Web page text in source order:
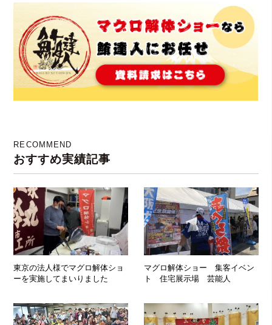
RECOMMEND
おすすめ実績記事
東京の法人様でマグロ解体ショ
ーを実施してまいりました
マグロ解体ショー 集客イベン
ト 住宅展示場 芸能人